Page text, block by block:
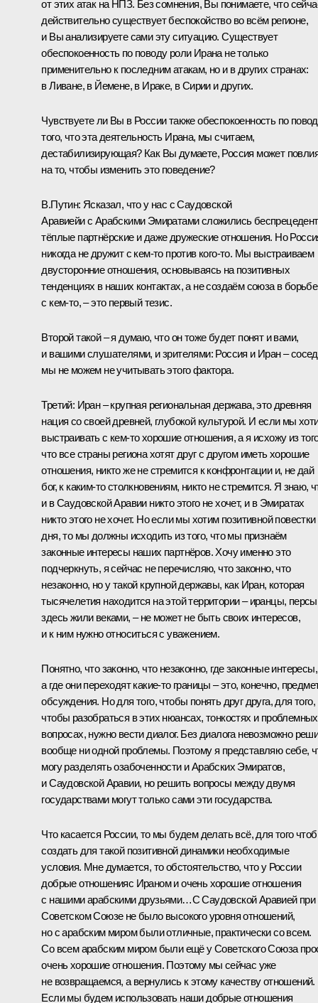
от этих атак на НПЗ. Без сомнения, Вы понимаете, что
действительно существует беспокойство во всём регионе,
и Вы анализируете сами эту ситуацию. Существует
обеспокоенность по поводу роли Ирана не только
применительно к последним атакам, но и в других странах:
в Ливане, в Йемене, в Ираке, в Сирии и других.
Чувствуете ли Вы в России также обеспокоенность по
того, что эта деятельность Ирана, мы считаем,
дестабилизирующая? Как Вы думаете, Россия может
на то, чтобы изменить это поведение?
В.Путин: Ясказал, что у нас с Саудовской
Аравиейи с Арабскими Эмиратами сложились
тёплые партнёрские и даже дружеские отношения. Но
никогда не дружит с кем‑то против кого‑то. Мы выстраиваем
двусторонние отношения, основываясь на позитивных
тенденциях в наших контактах, а не создаём союза в борьбе
с кем‑то, – это первый тезис.
Второй такой – я думаю, что он тоже будет понят и вами,
и вашими слушателями, и зрителями: Россия и Иран –
мы не можем не учитывать этого фактора.
Третий: Иран – крупная региональная держава, это древняя
нация со своей древней, глубокой культурой. И если мы
выстраивать с кем‑то хорошие отношения, а я исхожу из
что все страны региона хотят друг с другом иметь хорошие
отношения, никто же не стремится к конфронтации и, не дай
бог, к каким‑то столкновениям, никто не стремится. Я знаю,
и в Саудовской Аравии никто этого не хочет, и в Эмиратах
никто этого не хочет. Но если мы хотим позитивной повестки
дня, то мы должны исходить из того, что мы признаём
законные интересы наших партнёров. Хочу именно это
подчеркнуть, я сейчас не перечисляю, что законно, что
незаконно, но у такой крупной державы, как Иран, которая
тысячелетия находится на этой территории – иранцы,
здесь жили веками, – не может не быть своих интересов,
и к ним нужно относиться с уважением.
Понятно, что законно, что незаконно, где законные интересы,
а где они переходят какие‑то границы – это, конечно,
обсуждения. Но для того, чтобы понять друг друга, для того,
чтобы разобраться в этих нюансах, тонкостях и проблемных
вопросах, нужно вести диалог. Без диалога невозможно
вообще ни одной проблемы. Поэтому я представляю себе,
могу разделять озабоченности и Арабских Эмиратов,
и Саудовской Аравии, но решить вопросы между двумя
государствами могут только сами эти государства.
Что касается России, то мы будем делать всё, для того
создать для такой позитивной динамики необходимые
условия. Мне думается, то обстоятельство, что у России
добрые отношенияс Ираном и очень хорошие отношения
с нашими арабскими друзьями…С Саудовской Аравией при
Советском Союзе не было высокого уровня отношений,
но с арабским миром были отличные, практически со всем.
Со всем арабским миром были ещё у Советского Союза
очень хорошие отношения. Поэтому мы сейчас уже
не возвращаемся, а вернулись к этому качеству отношений.
Если мы будем использовать наши добрые отношения